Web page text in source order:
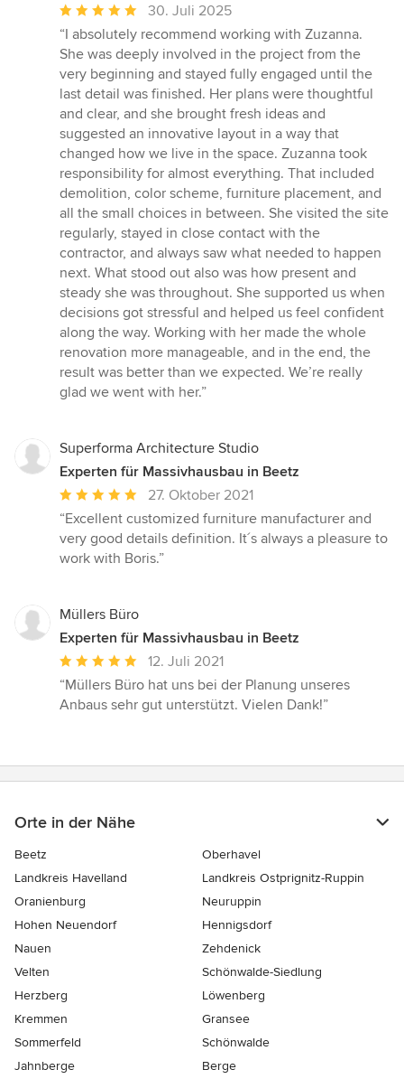
Durchschnittliche
Bewertung:
5
von
5
Sternen
30. Juli 2025
“I absolutely recommend working with Zuzanna.
She was deeply involved in the project from the
very beginning and stayed fully engaged until the
last detail was finished. Her plans were thoughtful
and clear, and she brought fresh ideas and
suggested an innovative layout in a way that
changed how we live in the space. Zuzanna took
responsibility for almost everything. That included
demolition, color scheme, furniture placement, and
all the small choices in between. She visited the site
regularly, stayed in close contact with the
contractor, and always saw what needed to happen
next. What stood out also was how present and
steady she was throughout. She supported us when
decisions got stressful and helped us feel confident
along the way. Working with her made the whole
renovation more manageable, and in the end, the
result was better than we expected. We’re really
glad we went with her.”
Superforma Architecture Studio
Experten für Massivhausbau in Beetz
Durchschnittliche
Bewertung:
5
von
27. Oktober 2021
“Excellent customized furniture manufacturer and
very good details definition. It´s always a pleasure to
work with Boris.”
Müllers Büro
Experten für Massivhausbau in Beetz
Durchschnittliche
Bewertung:
5
12. Juli 2021
“Müllers Büro hat uns bei der Planung unseres
Anbaus sehr gut unterstützt. Vielen Dank!”
Orte in der Nähe
Beetz
Oberhavel
Landkreis Havelland
Landkreis Ostprignitz-Ruppin
Oranienburg
Neuruppin
Hohen Neuendorf
Hennigsdorf
Nauen
Zehdenick
Velten
Schönwalde-Siedlung
Herzberg
Löwenberg
Kremmen
Gransee
Sommerfeld
Schönwalde
Jahnberge
Berge